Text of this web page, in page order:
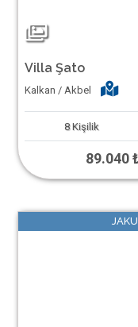
Villa Şato
Kalkan / Akbel
8 Kişilik
89.040